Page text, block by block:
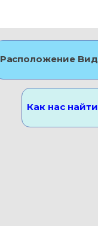
Расположение Вид
Как нас найти